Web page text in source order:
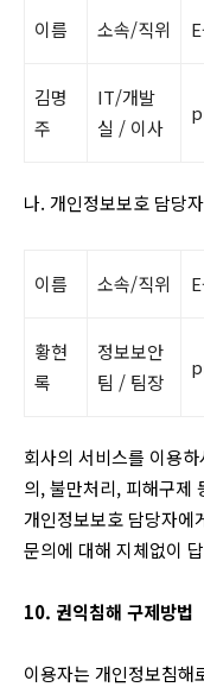
이름 소속/직위
김명
주
IT/개발
실 / 이사
나. 개인정보보호 담당자
이름 소속/직위
황현
록
정보보안
팀 / 팀장
회사의 서비스를 이용
의, 불만처리, 피해구제
개인정보보호 담당자에
문의에 대해 지체없이
10. 권익침해 구제방법
이용자는 개인정보침해